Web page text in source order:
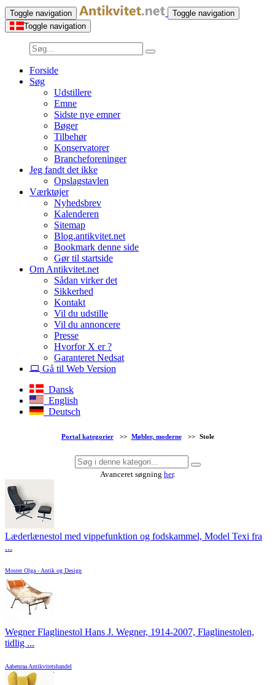
Toggle navigation
Toggle navigation
Toggle navigation
Forside
Søg
Udstillere
Emne
Sidste nye emner
Bøger
Tilbehør
Konservatorer
Brancheforeninger
Jeg fandt det ikke
Opslagstavlen
Værktøjer
Nyhedsbrev
Kalenderen
Sitemap
Blog.antikvitet.net
Bookmark denne side
Gør til startside
Om Antikvitet.net
Sådan virker det
Sikkerhed
Kontakt
Vil du udstille
Vil du annoncere
Presse
Hvorfor X er ?
Garanteret Nedsat
Gå til Web Version
Dansk
English
Deutsch
Portal kategorier >> Møbler, moderne >> Stole
Avanceret søgning her.
Læderlænestol med vippefunktion og fodskammel, Model Texi fra
...
Moster Olga - Antik og Design
Wegner Flaglinestol Hans J. Wegner, 1914-2007, Flaglinestolen,
tidlig ...
Aabenraa Antikvitetshandel